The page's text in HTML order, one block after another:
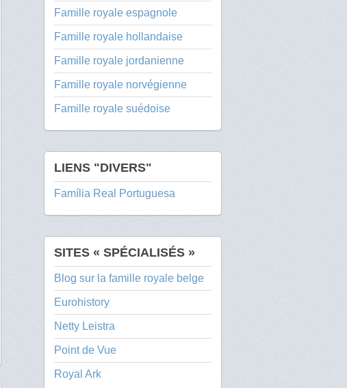
Famille royale espagnole
Famille royale hollandaise
Famille royale jordanienne
Famille royale norvégienne
Famille royale suédoise
LIENS "DIVERS"
Família Real Portuguesa
SITES « SPÉCIALISÉS »
Blog sur la famille royale belge
Eurohistory
Netty Leistra
Point de Vue
Royal Ark